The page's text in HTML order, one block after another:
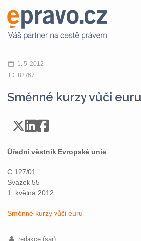
1. 5. 2012
ID: 82767
Směnné kurzy vůči euru
Úřední věstník Evropské unie
C 127/01
Svazek 55
1. května 2012
Směnné kurzy vůči euru
redakce (sar)